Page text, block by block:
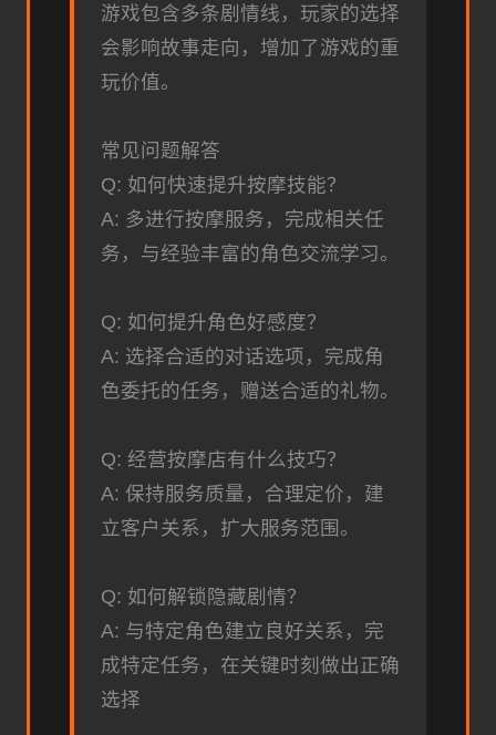
游戏包含多条剧情线，玩家的选择
会影响故事走向，增加了游戏的重
玩价值。
常见问题解答
Q: 如何快速提升按摩技能？
A: 多进行按摩服务，完成相关任
务，与经验丰富的角色交流学习。
Q: 如何提升角色好感度？
A: 选择合适的对话选项，完成角
色委托的任务，赠送合适的礼物。
Q: 经营按摩店有什么技巧？
A: 保持服务质量，合理定价，建
立客户关系，扩大服务范围。
Q: 如何解锁隐藏剧情？
A: 与特定角色建立良好关系，完
成特定任务，在关键时刻做出正确
选择